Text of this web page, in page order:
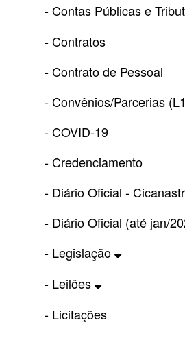
- Contas Públicas e
- Contratos
- Contrato de Pessoal
- Convênios/Parcerias
- COVID-19
- Credenciamento
- Diário Oficial -
- Diário Oficial (até jan/
- Legislação
- Leilões
- Licitações